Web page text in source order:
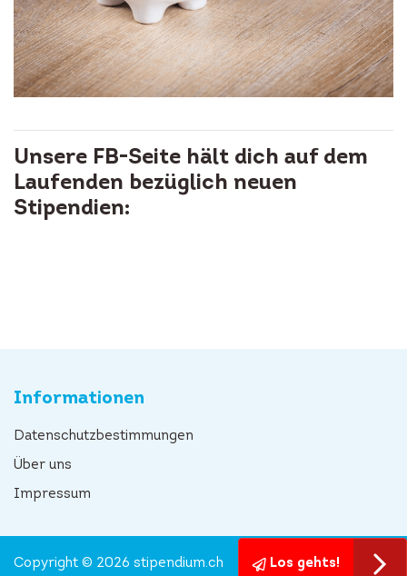
Unsere FB-Seite hält dich auf dem
Laufenden bezüglich neuen
Stipendien:
Informationen
Datenschutzbestimmungen
Über uns
Impressum
Los gehts!
Copyright © 2026 stipendium.ch